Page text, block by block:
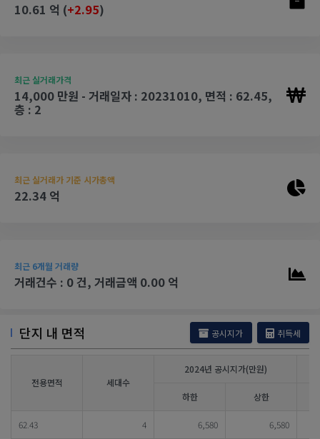
10.61 억 (+2.95)
최근 실거래가격
14,000 만원 - 거래일자 : 20231010, 면적 : 62.45,
층 : 2
최근 실거래가 기준 시가총액
22.34 억
최근 6개월 거래량
거래건수 : 0 건, 거래금액 0.00 억
단지 내 면적 공시지가 취득세
전용면적 세대수
2024년 공시지가(만원)
하한 상한
62.43 4 6,580 6,580